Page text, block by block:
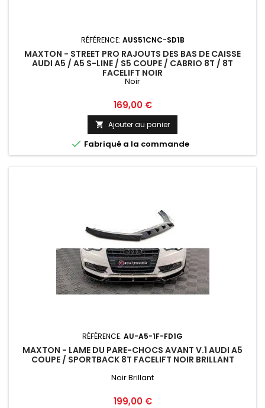
RÉFÉRENCE: AUS51CNC-SD1B
MAXTON - STREET PRO RAJOUTS DES BAS DE CAISSE
AUDI A5 / A5 S-LINE / S5 COUPE / CABRIO 8T / 8T
FACELIFT NOIR
Noir
Prix
169,00 €
 Ajouter au panier
 Fabriqué a la commande
RÉFÉRENCE: AU-A5-1F-FD1G
MAXTON - LAME DU PARE-CHOCS AVANT V.1 AUDI A5
COUPE / SPORTBACK 8T FACELIFT NOIR BRILLANT
Noir Brillant
Prix
199,00 €